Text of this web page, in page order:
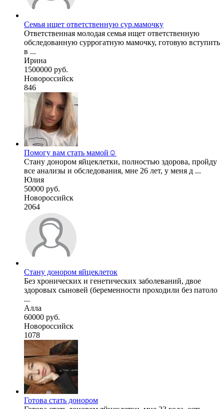
Семья ищет ответственную сур.мамочку
Ответственная молодая семья ищет ответственную
обследованную суррогатную мамочку, готовую вступить
в ...
Ирина
1500000 руб.
Новороссийск
846
Помогу вам стать мамой☺️
Стану донором яйцеклетки, полностью здорова, пройду
все анализы и обследования, мне 26 лет, у меня д ...
Юлия
50000 руб.
Новороссийск
2064
Стану донором яйцеклеток
Без хронических и генетических заболеваний, двое
здоровых сыновей (беременности проходили без патоло
...
Алла
60000 руб.
Новороссийск
1078
Готова стать донором